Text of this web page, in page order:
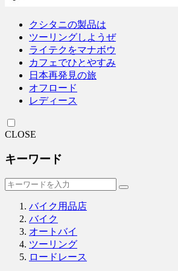
クシタニの製品は
ツーリングしようぜ
ライテクをマナボウ
カフェでひとやすみ
日本再発見の旅
オフロード
レディース
CLOSE
キーワード
バイク用品店
バイク
オートバイ
ツーリング
ロードレース